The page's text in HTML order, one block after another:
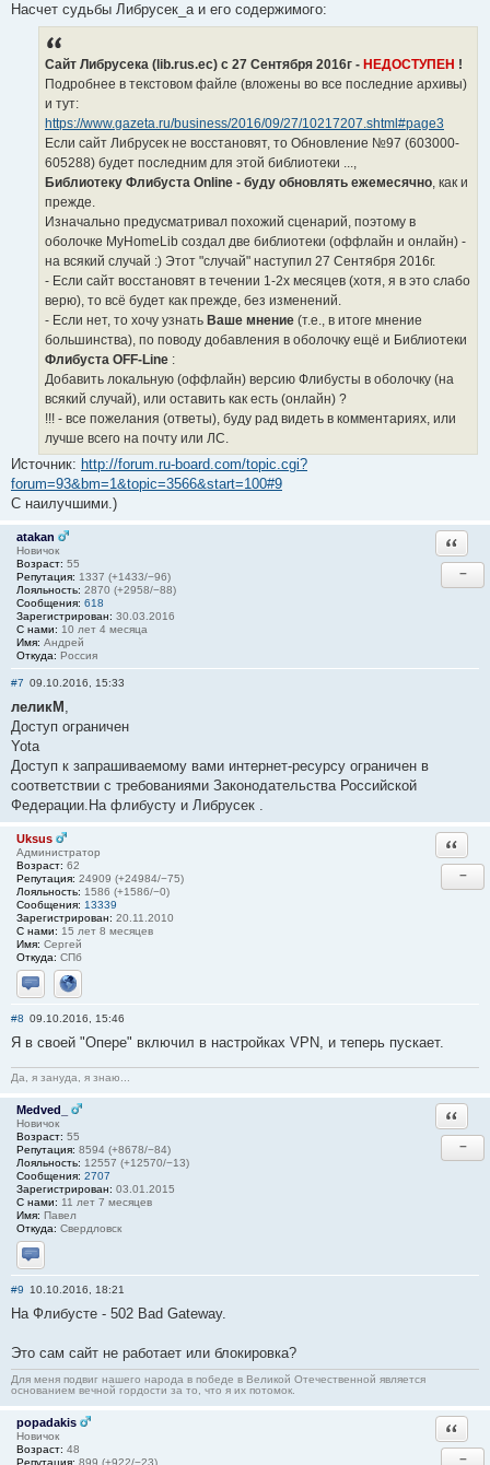
Насчет судьбы Либрусек_а и его содержимого:
Сайт Либрусека (lib.rus.ec) с 27 Сентября 2016г - НЕДОСТУПЕН !
Подробнее в текстовом файле (вложены во все последние архивы)
и тут:
https://www.gazeta.ru/business/2016/09/27/10217207.shtml#page3
Если сайт Либрусек не восстановят, то Обновление №97 (603000-
605288) будет последним для этой библиотеки ...,
Библиотеку Флибуста Online - буду обновлять ежемесячно, как и
прежде.
Изначально предусматривал похожий сценарий, поэтому в
оболочке MyHomeLib создал две библиотеки (оффлайн и онлайн) -
на всякий случай :) Этот "случай" наступил 27 Сентября 2016г.
- Если сайт восстановят в течении 1-2х месяцев (хотя, я в это слабо
верю), то всё будет как прежде, без изменений.
- Если нет, то хочу узнать Ваше мнение (т.е., в итоге мнение
большинства), по поводу добавления в оболочку ещё и Библиотеки
Флибуста OFF-Line :
Добавить локальную (оффлайн) версию Флибусты в оболочку (на
всякий случай), или оставить как есть (онлайн) ?
!!! - все пожелания (ответы), буду рад видеть в комментариях, или
лучше всего на почту или ЛС.
Источник: http://forum.ru-board.com/topic.cgi?
forum=93&bm=1&topic=3566&start=100#9
С наилучшими.)
atakan
Новичок
Возраст: 55
Репутация: 1337 (+1433/−96)
Лояльность: 2870 (+2958/−88)
Сообщения: 618
Зарегистрирован: 30.03.2016
С нами: 10 лет 4 месяца
Имя: Андрей
Откуда: Россия
−
#7 09.10.2016, 15:33
леликМ ,
Доступ ограничен
Yota
Доступ к запрашиваемому вами интернет-ресурсу ограничен в
соответствии с требованиями Законодательства Российской
Федерации.На флибусту и Либрусек .
Uksus
Администратор
Возраст: 62
Репутация: 24909 (+24984/−75)
Лояльность: 1586 (+1586/−0)
Сообщения: 13339
Зарегистрирован: 20.11.2010
С нами: 15 лет 8 месяцев
Имя: Сергей
Откуда: СПб
Отправить личное сообщение
Сайт
−
#8 09.10.2016, 15:46
Я в своей "Опере" включил в настройках VPN, и теперь пускает.
Да, я зануда, я знаю...
Medved_
Новичок
Возраст: 55
Репутация: 8594 (+8678/−84)
Лояльность: 12557 (+12570/−13)
Сообщения: 2707
Зарегистрирован: 03.01.2015
С нами: 11 лет 7 месяцев
Имя: Павел
Откуда: Свердловск
Отправить личное сообщение
−
#9 10.10.2016, 18:21
На Флибусте - 502 Bad Gateway.
Это сам сайт не работает или блокировка?
Для меня подвиг нашего народа в победе в Великой Отечественной является
основанием вечной гордости за то, что я их потомок.
popadakis
Новичок
Возраст: 48
−